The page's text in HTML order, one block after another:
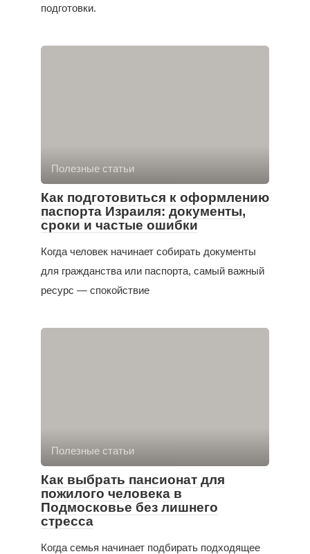
подготовки.
Полезные статьи
Как подготовиться к оформлению
паспорта Израиля: документы,
сроки и частые ошибки
Когда человек начинает собирать документы
для гражданства или паспорта, самый важный
ресурс — спокойствие
Полезные статьи
Как выбрать пансионат для
пожилого человека в
Подмосковье без лишнего
стресса
Когда семья начинает подбирать подходящее